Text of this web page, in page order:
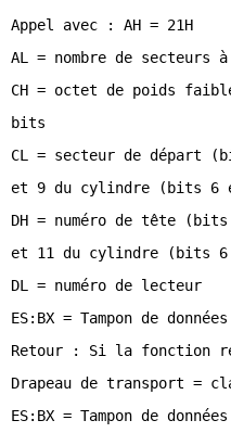
Appel avec : AH = 21H
AL = nombre de secteurs
CH = octet de poids
bits
CL = secteur de départ
et 9 du cylindre (bits 6
DH = numéro de tête
et 11 du cylindre (bits
DL = numéro de lecteur
ES:BX = Tampon de
Retour : Si la fonction
Drapeau de transport =
ES:BX = Tampon de